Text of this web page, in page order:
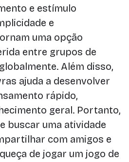
e estímulo
e
uma opção
entre grupos de
Além disso,
ajuda a desenvolver
rápido,
geral. Portanto,
buscar uma atividade
com amigos e
de jogar um jogo de